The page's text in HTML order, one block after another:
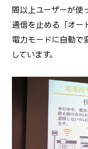
間以上ユーザーが使
通信を止める「オー
電力モードに自動で
しています。